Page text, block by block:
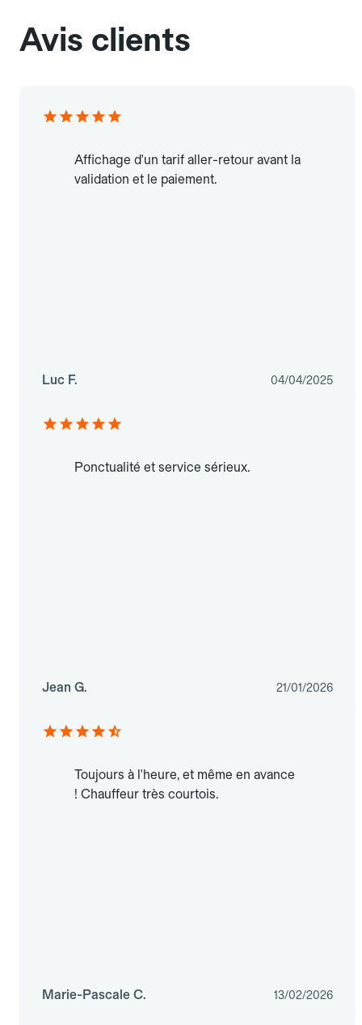
Avis clients
Affichage d'un tarif aller-retour avant la
validation et le paiement.
Luc F. 04/04/2025
Ponctualité et service sérieux.
Jean G. 21/01/2026
Toujours à l'heure, et même en avance
! Chauffeur très courtois.
Marie-Pascale C. 13/02/2026